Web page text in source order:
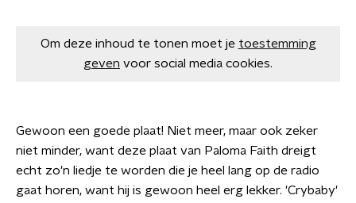
Om deze inhoud te tonen moet je toestemming
geven voor social media cookies.
Gewoon een goede plaat! Niet meer, maar ook zeker
niet minder, want deze plaat van Paloma Faith dreigt
echt zo'n liedje te worden die je heel lang op de radio
gaat horen, want hij is gewoon heel erg lekker. 'Crybaby'